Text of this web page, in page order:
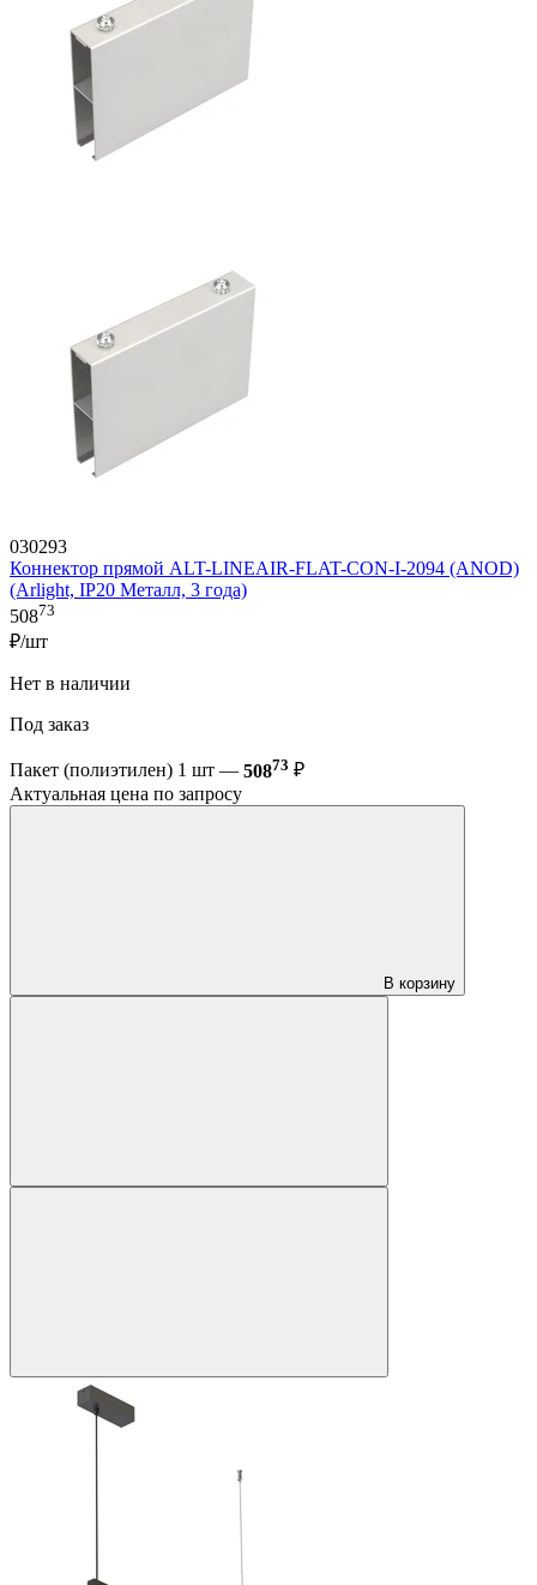
030293
Коннектор прямой ALT-LINEAIR-FLAT-CON-I-2094 (ANOD)
(Arlight, IP20 Металл, 3 года)
50873
₽/шт
Нет в наличии
Под заказ
Пакет (полиэтилен) 1 шт — 50873 ₽
Актуальная цена по запросу
В корзину